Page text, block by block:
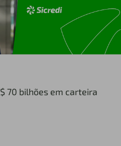
70 bilhões em carteira